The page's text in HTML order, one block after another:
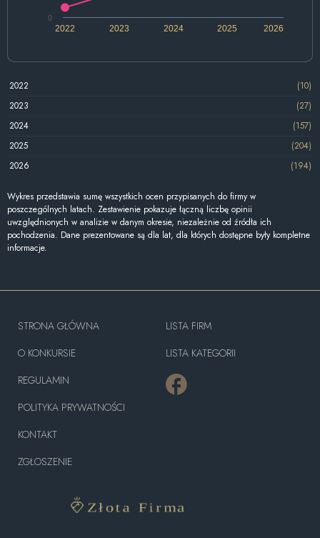
2022 2024 2026
2023 2025
0
2022
(10)
2023
(27)
2024
(157)
2025
(204)
2026
(194)
Wykres przedstawia sumę wszystkich ocen przypisanych do firmy w
poszczególnych latach. Zestawienie pokazuje łączną liczbę opinii
uwzględnionych w analizie w danym okresie, niezależnie od źródła ich
pochodzenia. Dane prezentowane są dla lat, dla których dostępne były kompletne
informacje.
STRONA GŁÓWNA
O KONKURSIE
REGULAMIN
POLITYKA PRYWATNOŚCI
KONTAKT
ZGŁOSZENIE
LISTA FIRM
LISTA KATEGORII